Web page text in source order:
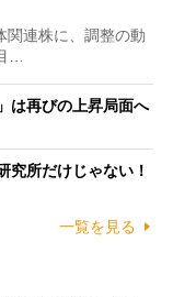
連株に、調整の動
…
は再びの上昇局面へ
究所だけじゃない！
一覧を見る